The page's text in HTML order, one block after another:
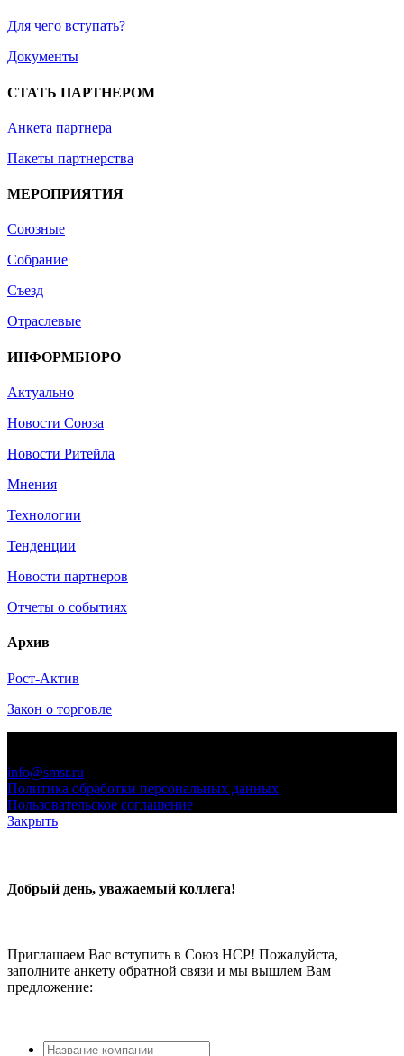
Для чего вступать?
Документы
СТАТЬ ПАРТНЕРОМ
Анкета партнера
Пакеты партнерства
МЕРОПРИЯТИЯ
Союзные
Собрание
Съезд
Отраслевые
ИНФОРМБЮРО
Актуально
Новости Союза
Новости Ритейла
Мнения
Технологии
Тенденции
Новости партнеров
Отчеты о событиях
Архив
Рост-Актив
Закон о торговле
info@smsr.ru
Политика обработки персональных данных
Пользовательское соглашение
Закрыть
Добрый день, уважаемый коллега!
Приглашаем Вас вступить в Союз НСР! Пожалуйста,
заполните анкету обратной связи и мы вышлем Вам
предложение: